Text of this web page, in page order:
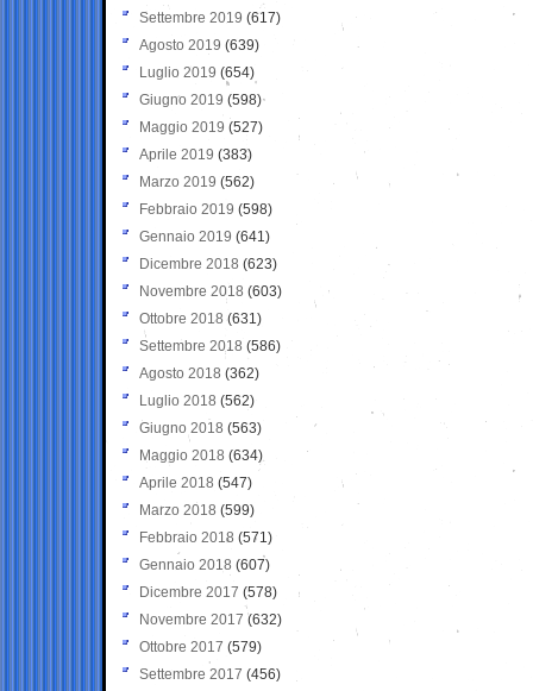
Settembre 2019 (617)
Agosto 2019 (639)
Luglio 2019 (654)
Giugno 2019 (598)
Maggio 2019 (527)
Aprile 2019 (383)
Marzo 2019 (562)
Febbraio 2019 (598)
Gennaio 2019 (641)
Dicembre 2018 (623)
Novembre 2018 (603)
Ottobre 2018 (631)
Settembre 2018 (586)
Agosto 2018 (362)
Luglio 2018 (562)
Giugno 2018 (563)
Maggio 2018 (634)
Aprile 2018 (547)
Marzo 2018 (599)
Febbraio 2018 (571)
Gennaio 2018 (607)
Dicembre 2017 (578)
Novembre 2017 (632)
Ottobre 2017 (579)
Settembre 2017 (456)